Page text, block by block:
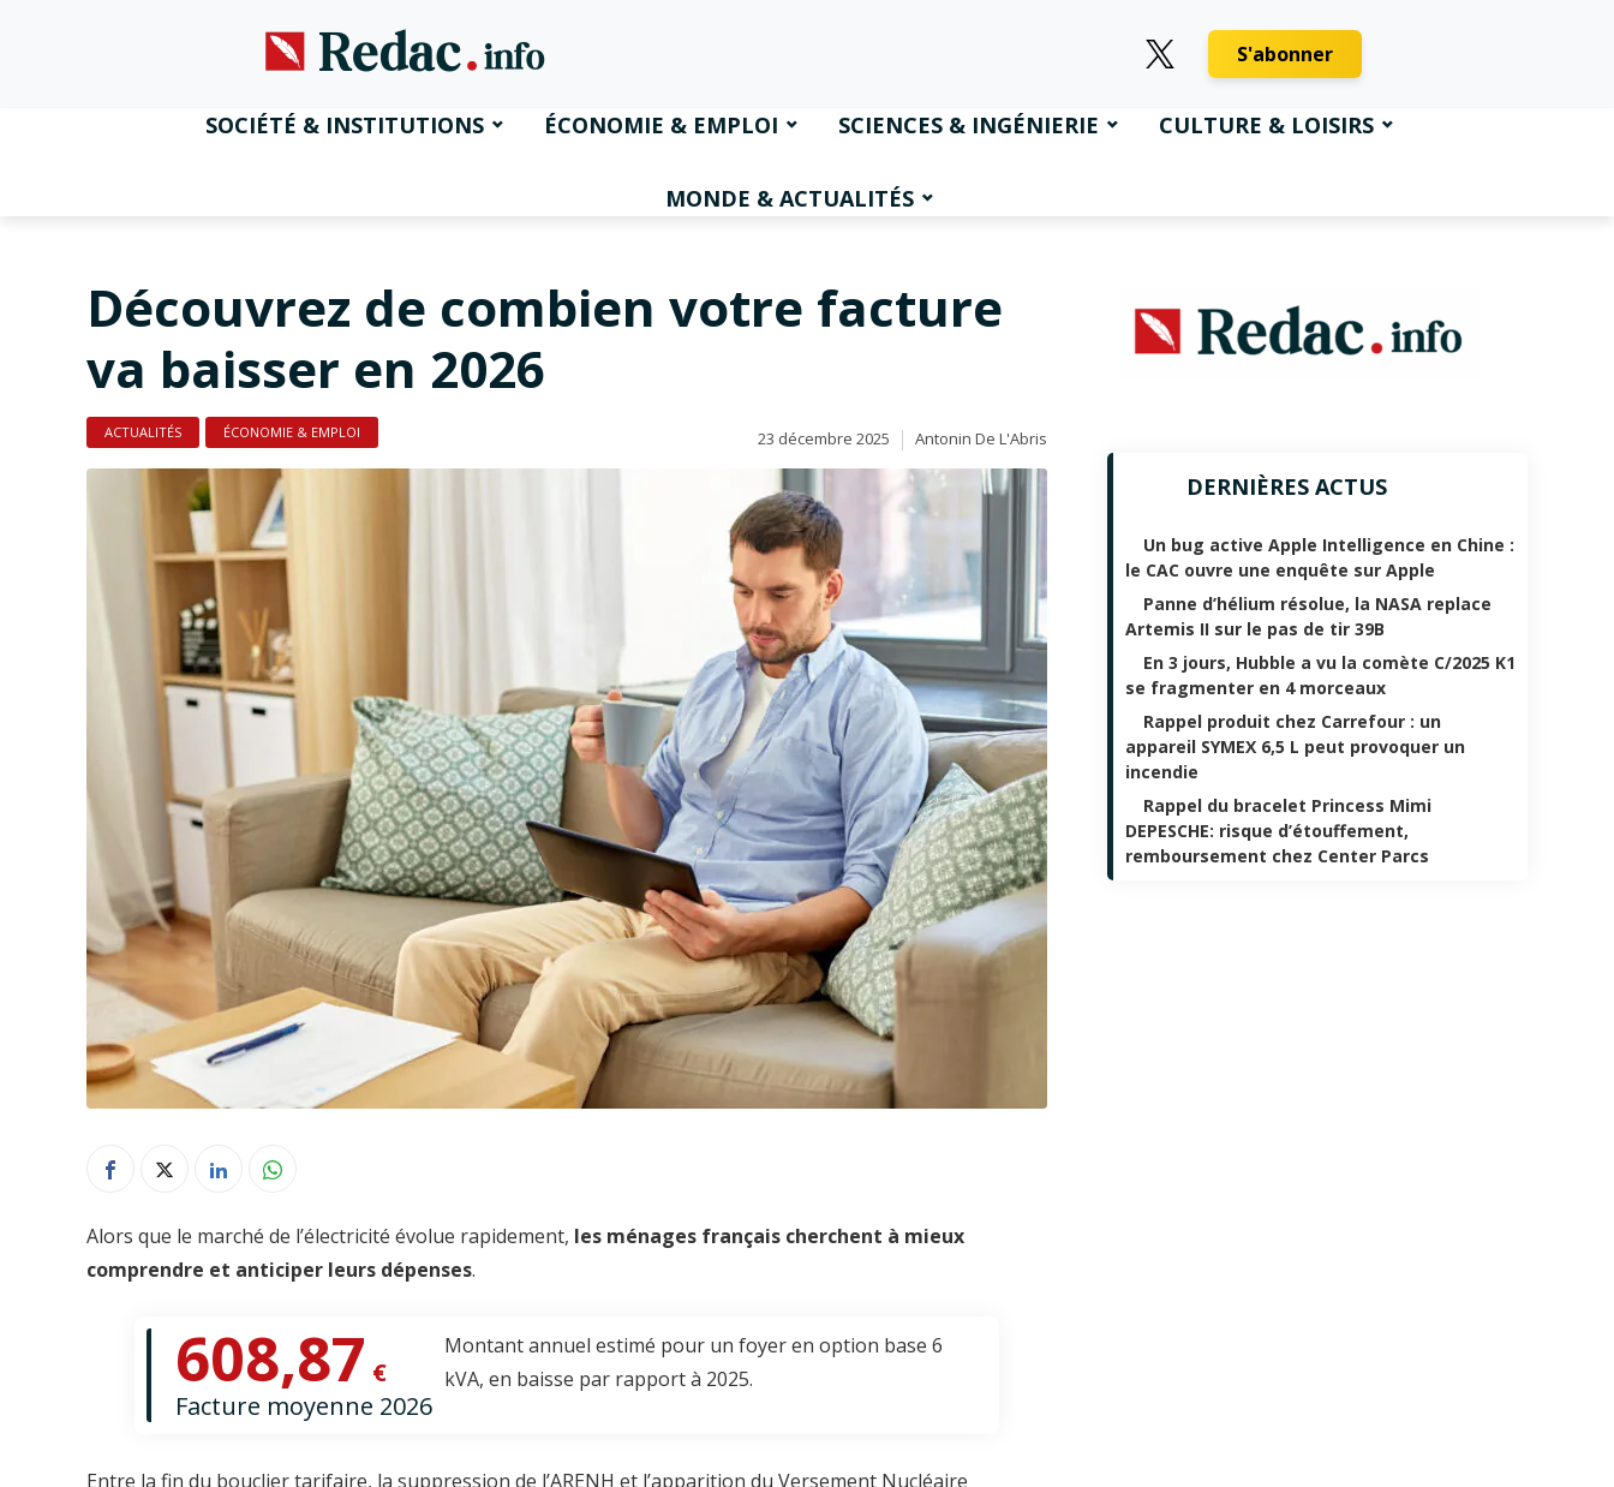
S'abonner
SOCIÉTÉ & INSTITUTIONS ÉCONOMIE & EMPLOI SCIENCES & INGÉNIERIE CULTURE & LOISIRS
MONDE & ACTUALITÉS
Découvrez de combien votre facture
va baisser en 2026
ACTUALITÉS ÉCONOMIE & EMPLOI 23 décembre 2025 Antonin De L'Abris
Alors que le marché de l’électricité évolue rapidement, les ménages français cherchent à mieux
comprendre et anticiper leurs dépenses.
608,87 €
Facture moyenne 2026
Montant annuel estimé pour un foyer en option base 6
kVA, en baisse par rapport à 2025.
Entre la fin du bouclier tarifaire, la suppression de l’ARENH et l’apparition du Versement Nucléaire
DERNIÈRES ACTUS
Un bug active Apple Intelligence en Chine :
le CAC ouvre une enquête sur Apple
Panne d’hélium résolue, la NASA replace
Artemis II sur le pas de tir 39B
En 3 jours, Hubble a vu la comète C/2025 K1
se fragmenter en 4 morceaux
Rappel produit chez Carrefour : un
appareil SYMEX 6,5 L peut provoquer un
incendie
Rappel du bracelet Princess Mimi
DEPESCHE: risque d’étouffement,
remboursement chez Center Parcs